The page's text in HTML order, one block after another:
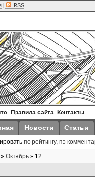
| RSS
Правила сайта Контакты
Новости Статьи
по рейтингу, по
» Октябрь » 12